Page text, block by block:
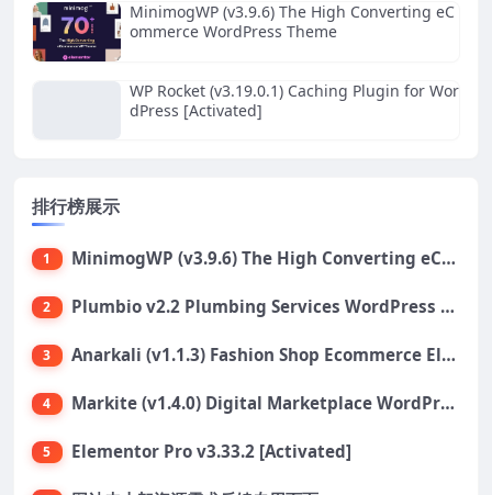
MinimogWP (v3.9.6) The High Converting eC
ommerce WordPress Theme
WP Rocket (v3.19.0.1) Caching Plugin for Wor
dPress [Activated]
排行榜展示
1 MinimogWP (v3.9.6) The High Converting eCommerce WordPress Theme
2 Plumbio v2.2 Plumbing Services WordPress Theme
3 Anarkali (v1.1.3) Fashion Shop Ecommerce Elementor Theme
4 Markite (v1.4.0) Digital Marketplace WordPress Theme
5 Elementor Pro v3.33.2 [Activated]